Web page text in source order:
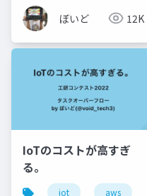
ぼいど 12K
IoTのコストが高すぎ
る。
iot aws